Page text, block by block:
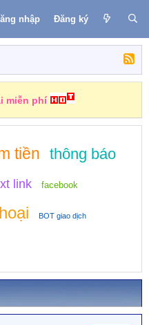
nhập Đăng ký
miễn phí
tiền
tiền thông báo
link facebook
BOT giao dịch